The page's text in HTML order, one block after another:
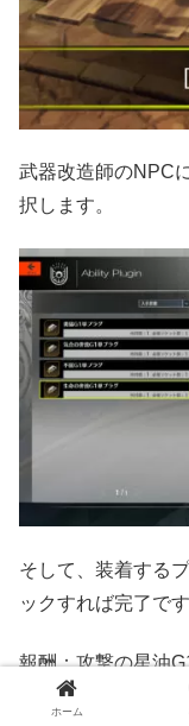
武器改造師のNPC
択します。
そして、装着する
ックすれば完了です
報酬：攻撃の星油
ホーム